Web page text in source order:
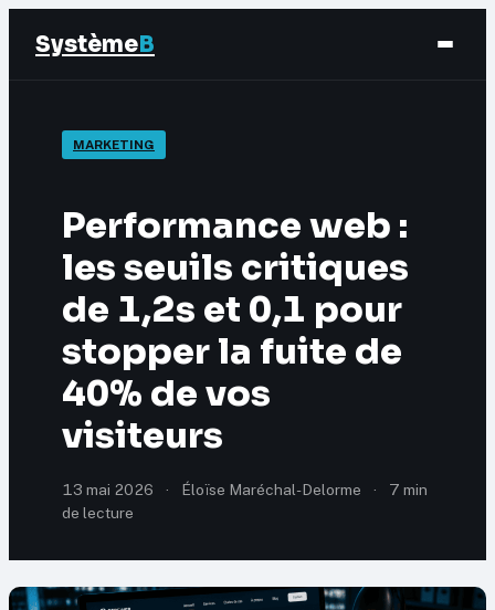
SystèmeB
Finance
Éducation & Emploi
Marketing
MARKETING
Performance web :
les seuils critiques
de 1,2s et 0,1 pour
stopper la fuite de
40% de vos
visiteurs
13 mai 2026 · Éloïse Maréchal-Delorme ·
7 min
de lecture